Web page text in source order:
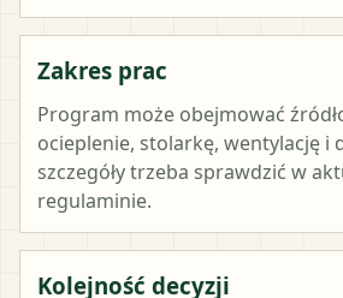
Zakres prac
Program może obejmować
ocieplenie, stolarkę, wentylację i
szczegóły trzeba sprawdzić w
regulaminie.
Kolejność decyzji